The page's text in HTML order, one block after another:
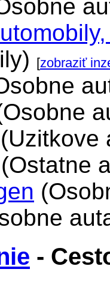
[zobraziť
(Uzitkove
(Ostatne
-